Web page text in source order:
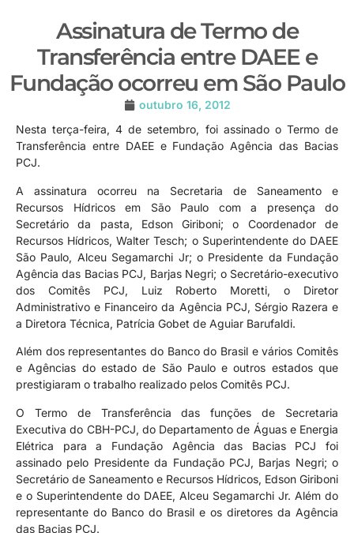
Assinatura de Termo de
Transferência entre DAEE e
Fundação ocorreu em São Paulo
outubro 16, 2012
Nesta terça-feira, 4 de setembro, foi assinado o Termo de
Transferência entre DAEE e Fundação Agência das Bacias
PCJ.
A assinatura ocorreu na Secretaria de Saneamento e
Recursos Hídricos em São Paulo com a presença do
Secretário da pasta, Edson Giriboni; o Coordenador de
Recursos Hídricos, Walter Tesch; o Superintendente do DAEE
São Paulo, Alceu Segamarchi Jr; o Presidente da Fundação
Agência das Bacias PCJ, Barjas Negri; o Secretário-executivo
dos Comitês PCJ, Luiz Roberto Moretti, o Diretor
Administrativo e Financeiro da Agência PCJ, Sérgio Razera e
a Diretora Técnica, Patrícia Gobet de Aguiar Barufaldi.
Além dos representantes do Banco do Brasil e vários Comitês
e Agências do estado de São Paulo e outros estados que
prestigiaram o trabalho realizado pelos Comitês PCJ.
O Termo de Transferência das funções de Secretaria
Executiva do CBH-PCJ, do Departamento de Águas e Energia
Elétrica para a Fundação Agência das Bacias PCJ foi
assinado pelo Presidente da Fundação PCJ, Barjas Negri; o
Secretário de Saneamento e Recursos Hídricos, Edson Giriboni
e o Superintendente do DAEE, Alceu Segamarchi Jr. Além do
representante do Banco do Brasil e os diretores da Agência
das Bacias PCJ.